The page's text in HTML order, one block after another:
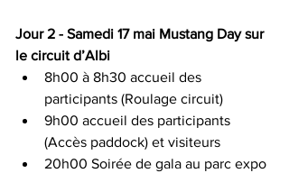
Jour 2 - Samedi 17 mai Mustang Day sur
le circuit d’Albi
8h00 à 8h30 accueil des
participants (Roulage circuit)
9h00 accueil des participants
(Accès paddock) et visiteurs
20h00 Soirée de gala au parc expo